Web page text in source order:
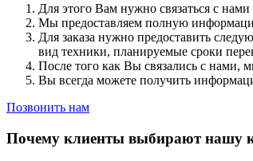
Для этого Вам нужно связаться с
Мы предоставляем полную
Для заказа нужно предоставить
вид техники, планируемые сроки
После того как Вы связались с нами,
Вы всегда можете получить
Позвонить нам
Почему клиенты выбирают нашу